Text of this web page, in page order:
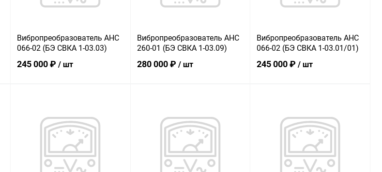
Вибропреобразователь АНС
066-02 (БЭ СВКА 1-03.03)
245 000 ₽ / шт
Купить в 1 клик К сравнению
Вибропреобразователь АНС
260-01 (БЭ СВКА 1-03.09)
280 000 ₽ / шт
Купить в 1 клик К сравнению
Вибропреобразователь АНС
066-02 (БЭ СВКА 1-03.01/01)
245 000 ₽/ шт
Купить в 1 клик К сравнению